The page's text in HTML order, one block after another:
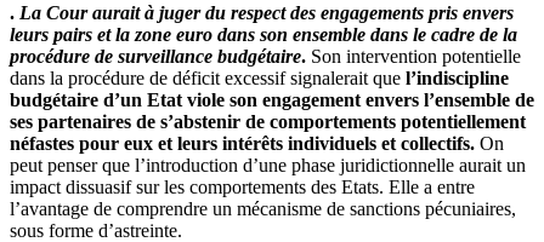
. La Cour aurait à juger du respect des engagements pris envers
leurs pairs et la zone euro dans son ensemble dans le cadre de la
procédure de surveillance budgétaire. Son intervention potentielle
dans la procédure de déficit excessif signalerait que l’indiscipline
budgétaire d’un Etat viole son engagement envers l’ensemble de
ses partenaires de s’abstenir de comportements potentiellement
néfastes pour eux et leurs intérêts individuels et collectifs. On
peut penser que l’introduction d’une phase juridictionnelle aurait un
impact dissuasif sur les comportements des Etats. Elle a entre
l’avantage de comprendre un mécanisme de sanctions pécuniaires,
sous forme d’astreinte.